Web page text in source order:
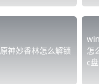
原神妙香林怎么解锁
怎
c